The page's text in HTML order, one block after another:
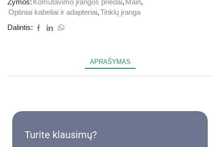
Žymos: Komutavimo įrangos priedai, Main,
Optiniai kabeliai ir adapteriai,Tinklų įranga
Dalintis:
APRAŠYMAS
Turite klausimų?